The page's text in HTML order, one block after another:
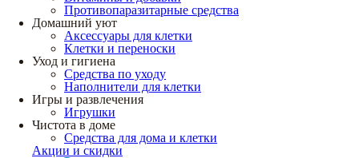
Противопаразитарные средства
Домашний уют
Аксессуары для клетки
Клетки и переноски
Уход и гигиена
Средства по уходу
Наполнители для клетки
Игры и развлечения
Игрушки
Чистота в доме
Средства для дома и клетки
Акции и скидки